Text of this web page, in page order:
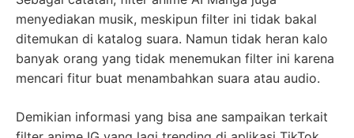
menyediakan musik, meskipun filter ini tidak bakal
ditemukan di katalog suara. Namun tidak heran kalo
banyak orang yang tidak menemukan filter ini karena
mencari fitur buat menambahkan suara atau audio.
Demikian informasi yang bisa ane sampaikan terkait